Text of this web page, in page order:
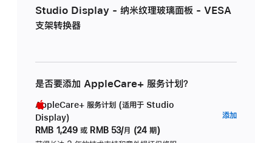
Studio Display - 纳米纹理玻璃面板 - VESA
支架转换器
是否要添加 AppleCare+ 服务计划？
AppleCare+ 服务计划 (适用于 Studio
Display)
RMB 1,249 或 RMB 53/月 (24 期)
添加